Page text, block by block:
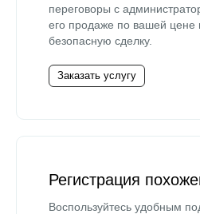
переговоры с
его продаже по вашей цене
безопасную сделку.
Заказать услугу
Регистрация
Воспользуйтесь удобным